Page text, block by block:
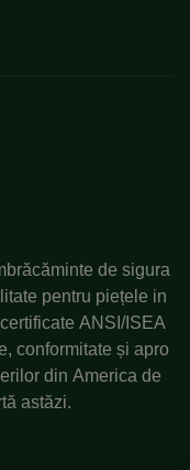
din polar oferă
neon sau
combinate cu
benzi reflectă
ca lucrătorii care
fie ușor de
distanță. Spre
care se pierd în
transformă „greu
drastic
de sigura
pentru piețele in
ANSI/ISEA
conformitate și apro
din America de
astăzi.